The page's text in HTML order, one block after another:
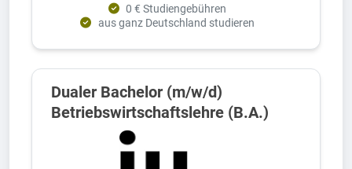
0 € Studiengebühren
aus ganz Deutschland studieren
Dualer Bachelor (m/w/d)
Betriebswirtschaftslehre (B.A.)